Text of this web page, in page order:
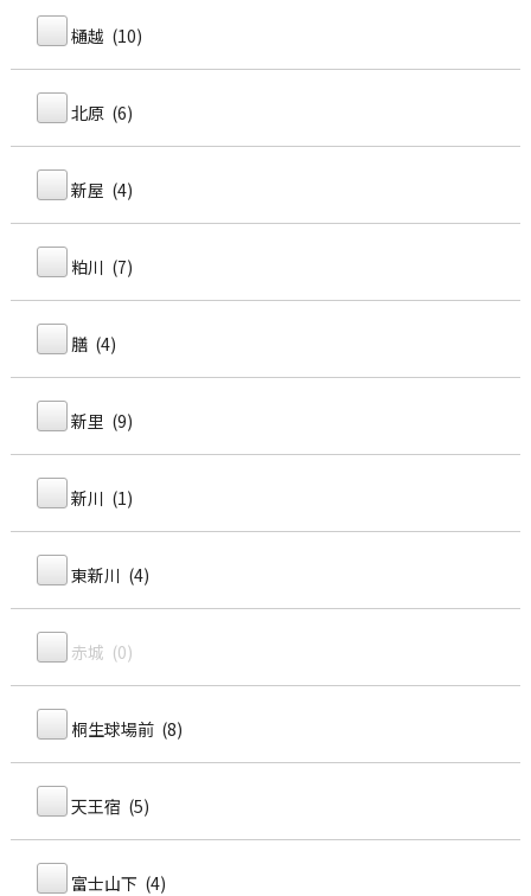
樋越 (10)
北原 (6)
新屋 (4)
粕川 (7)
膳 (4)
新里 (9)
新川 (1)
東新川 (4)
赤城 (0)
桐生球場前 (8)
天王宿 (5)
富士山下 (4)